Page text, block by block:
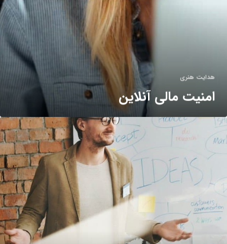
هدایت هنری
امنیت مالی آنلاین